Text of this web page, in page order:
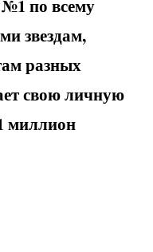
по всему
звездам,
разных
свою личную
миллион